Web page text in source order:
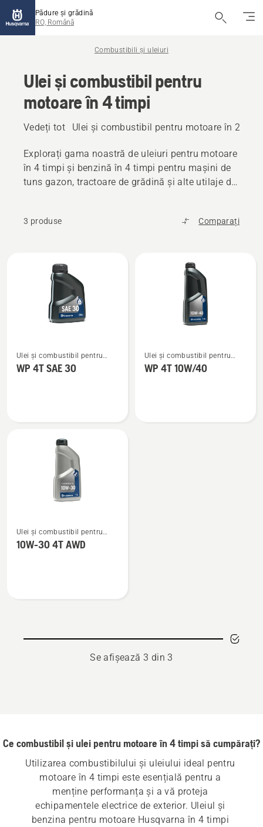
Pădure și grădină
RO, Română
Combustibili și uleiuri
Ulei și combustibil pentru
motoare în 4 timpi
Vedeți tot Ulei și combustibil pentru motoare în 2
Explorați gama noastră de uleiuri pentru motoare
în 4 timpi și benzină în 4 timpi pentru mașini de
tuns gazon, tractoare de grădină și alte utilaje de
3 produse Comparați
produsele
mai
multe
Ulei și combustibil pentru
motoare în 4 timpi
WP 4T SAE 30
mai
multe
Ulei și combustibil pentru
motoare în 4 timpi
WP 4T 10W/40
mai
multe
Ulei și combustibil pentru
motoare în 4 timpi
10W-30 4T AWD
Se afișează 3 din 3
Ce combustibil și ulei pentru motoare în 4 timpi să cumpărați?
Utilizarea combustibilului și uleiului ideal pentru
motoare în 4 timpi este esențială pentru a
menține performanța și a vă proteja
echipamentele electrice de exterior. Uleiul și
benzina pentru motoare Husqvarna în 4 timpi